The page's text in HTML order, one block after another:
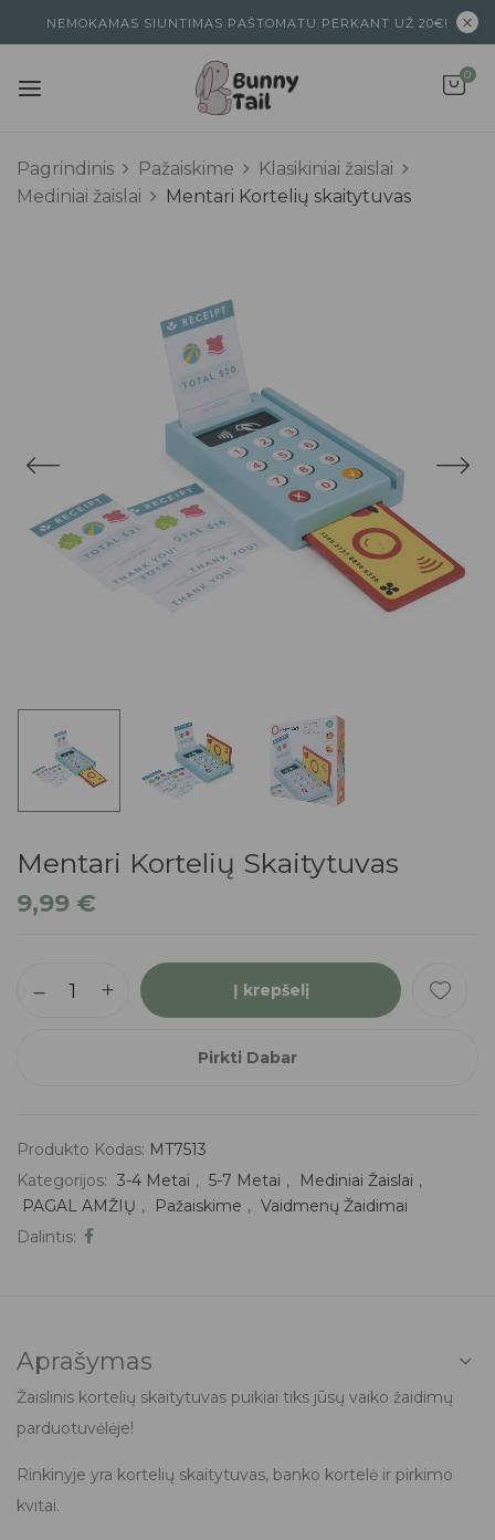
NEMOKAMAS SIUNTIMAS PAŠTOMATU PERKANT UŽ 20€!
0
Pagrindinis Pažaiskime
Klasikiniai žaislai
Mediniai žaislai
Mentari Kortelių skaitytuvas
Mentari Kortelių Skaitytuvas
9,99 €
Į krepšelį
Pirkti Dabar
Produkto Kodas: MT7513
Kategorijos: 3-4 Metai , 5-7 Metai , Mediniai Žaislai ,
PAGAL AMŽIŲ , Pažaiskime , Vaidmenų Žaidimai
Dalintis:
Aprašymas
Žaislinis kortelių skaitytuvas puikiai tiks jūsų vaiko žaidimų
parduotuvėlėje!
Rinkinyje yra kortelių skaitytuvas, banko kortelė ir pirkimo
kvitai.